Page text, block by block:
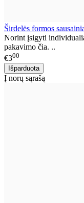
Širdelės formos
Norint įsigyti
pakavimo čia. ..
€300
Į norų sąrašą